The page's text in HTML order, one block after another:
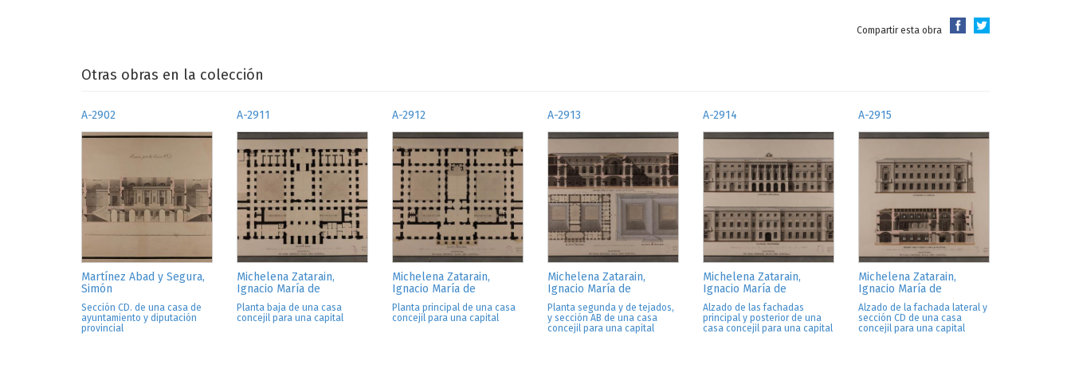
Compartir esta obra
Otras obras en la colección
A-2902
Martínez Abad y Segura,
Simón
Sección CD. de una casa de
ayuntamiento y diputación
provincial
A-2911
Michelena Zatarain,
Ignacio María de
Planta baja de una casa
concejil para una capital
A-2912
Michelena Zatarain,
Ignacio María de
Planta principal de una casa
concejil para una capital
A-2913
Michelena Zatarain,
Ignacio María de
Planta segunda y de tejados,
y sección AB de una casa
concejil para una capital
A-2914
Michelena Zatarain,
Ignacio María de
Alzado de las fachadas
principal y posterior de una
casa concejil para una capital
A-2915
Michelena Zatarain,
Ignacio María de
Alzado de la fachada lateral y
sección CD de una casa
concejil para una capital